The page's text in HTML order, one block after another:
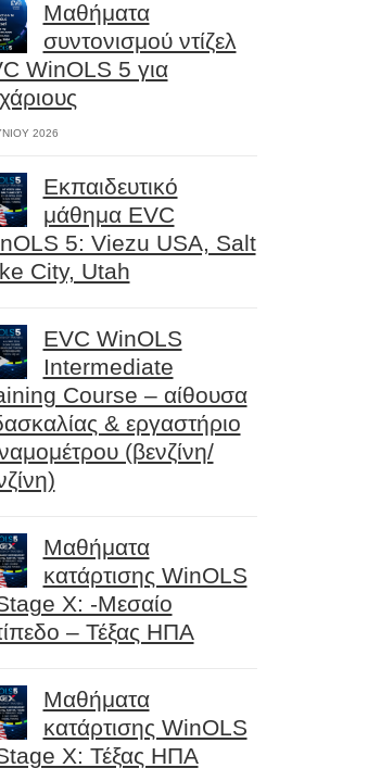
Μαθήματα
συντονισμού ντίζελ
WinOLS 5 για
2026
Εκπαιδευτικό
μάθημα EVC
5: Viezu USA, Salt
City, Utah
EVC WinOLS
Intermediate
Course – αίθουσα
& εργαστήριο
(βενζίνη/
Μαθήματα
κατάρτισης WinOLS
X: -Μεσαίο
– Τέξας ΗΠΑ
Μαθήματα
κατάρτισης WinOLS
X: Τέξας ΗΠΑ